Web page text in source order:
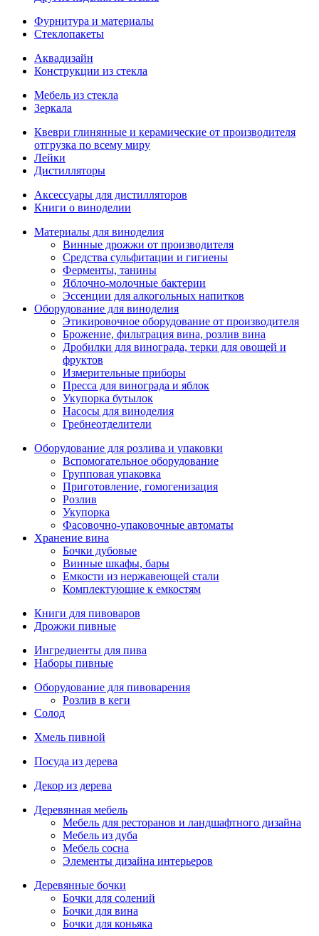
Фурнитура и материалы
Стеклопакеты
Аквадизайн
Конструкции из стекла
Мебель из стекла
Зеркала
Квеври глинянные и керамические от производителя
отгрузка по всему миру
Лейки
Дистилляторы
Аксессуары для дистилляторов
Книги о виноделии
Материалы для виноделия
Винные дрожжи от производителя
Средства сульфитации и гигиены
Ферменты, танины
Яблочно-молочные бактерии
Эссенции для алкогольных напитков
Оборудование для виноделия
Этикировочное оборудование от производителя
Брожение, фильтрация вина, розлив вина
Дробилки для винограда, терки для овощей и
фруктов
Измерительные приборы
Пресса для винограда и яблок
Укупорка бутылок
Насосы для виноделия
Гребнеотделители
Оборудование для розлива и упаковки
Вспомогательное оборудование
Групповая упаковка
Приготовление, гомогенизация
Розлив
Укупорка
Фасовочно-упаковочные автоматы
Хранение вина
Бочки дубовые
Винные шкафы, бары
Емкости из нержавеющей стали
Комплектующие к емкостям
Книги для пивоваров
Дрожжи пивные
Ингредиенты для пива
Наборы пивные
Оборудование для пивоварения
Розлив в кеги
Солод
Хмель пивной
Посуда из дерева
Декор из дерева
Деревянная мебель
Мебель для ресторанов и ландшафтного дизайна
Мебель из дуба
Мебель сосна
Элементы дизайна интерьеров
Деревянные бочки
Бочки для солений
Бочки для вина
Бочки для коньяка